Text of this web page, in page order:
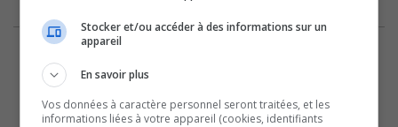
Stocker et/ou accéder à des informations sur un
appareil
En savoir plus
Vos données à caractère personnel seront traitées, et les
informations liées à votre appareil (cookies, identifiants